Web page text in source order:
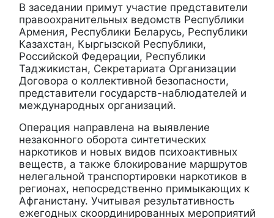
В заседании примут участие представители
правоохранительных ведомств Республики
Армения, Республики Беларусь, Республики
Казахстан, Кыргызской Республики,
Российской Федерации, Республики
Таджикистан, Секретариата Организации
Договора о коллективной безопасности,
представители государств-наблюдателей и
международных организаций.
Операция направлена на выявление
незаконного оборота синтетических
наркотиков и новых видов психоактивных
веществ, а также блокирование маршрутов
нелегальной транспортировки наркотиков в
регионах, непосредственно примыкающих к
Афганистану. Учитывая результативность
ежегодных скоординированных мероприятий